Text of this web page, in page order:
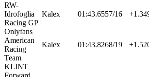
RW-
Idrofoglia
Racing GP
Kalex 01:43.6557/16
Onlyfans
American
Racing
Team
Kalex 01:43.8268/19
KLINT
Forward